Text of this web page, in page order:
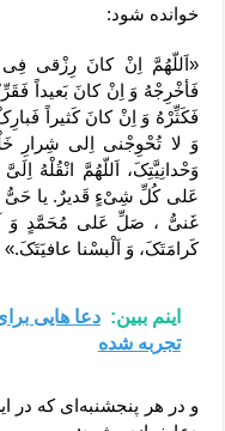
خوانده شود:
«اَللّهُمَّ اِنْ کانَ رِزْقی
فَأخْرِجْهُ وَ اِنْ کانَ بَعیداً
فَکَثِّرْهُ وَ اِنْ کانَ کَثیراً
وَ لا تُحْوِجْنی اِلی شِرارِ
وَحْدانِیَّتِکَ، اَللّهُمَّ انْقُلْهُ
عَلی کُلِّ شِیْءٍ قَدیرٌ. یا حَیُّ یا
غَنیُّ ، صَلِّ عَلی مُحَمَّدٍ وَ آلِ
کَرامَتَکَ، وَ اَلْبسْنا عافیَتَکَ.»
اینم ببین: دعا هایی
تجربه شده
و در هر پنجشنبه‌ای که در